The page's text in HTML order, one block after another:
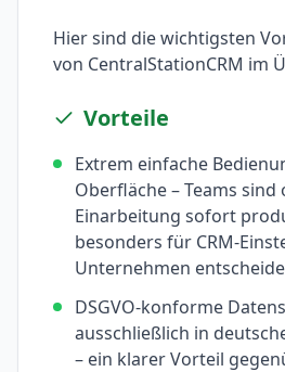
Hier sind die wichtigsten
von CentralStationCRM im
Vorteile
Extrem einfache
Oberfläche – Teams sind
Einarbeitung sofort
besonders für CRM-
Unternehmen
DSGVO-konforme
ausschließlich in
– ein klarer Vorteil